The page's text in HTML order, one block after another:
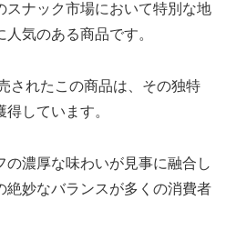
スナック市場において特別な地
気のある商品です。
されたこの商品は、その独特
しています。
の濃厚な味わいが見事に融合し
絶妙なバランスが多くの消費者